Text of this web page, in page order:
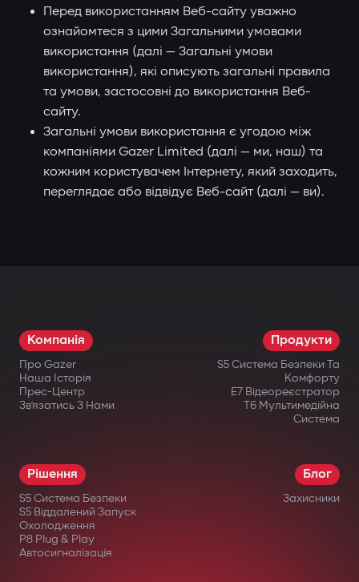
Перед використанням Веб-сайту уважно
ознайомтеся з цими Загальними умовами
використання (далі — Загальні умови
використання), які описують загальні правила
та умови, застосовні до використання Веб-
сайту.
Загальні умови використання є угодою між
компаніями Gazer Limited (далі — ми, наш) та
кожним користувачем Інтернету, який заходить,
переглядає або відвідує Веб-сайт (далі — ви).
Компанія
Про Gazer
Наша Історія
Прес-Центр
Зв’язатись З Нами
Продукти
S5 Система Безпеки Та
Комфорту
E7 Відеореєстратор
T6 Мультимедійна
Система
Рішення
S5 Система Безпеки
S5 Віддалений Запуск
Охолодження
P8 Plug & Play
Автосигналізація
Блог
Захисники